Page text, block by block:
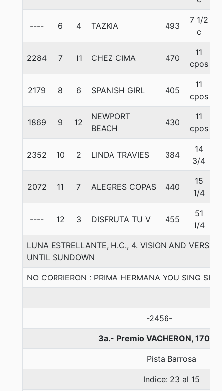
---- 6 4 TAZKIA 493
7 1/2
c
2284 7 11 CHEZ CIMA 470
11
cpos
2179 8 6 SPANISH GIRL 405
11
cpos
1869 9 12
NEWPORT
BEACH
430
11
cpos
2352 10 2 LINDA TRAVIES 384
14
3/4
2072 11 7 ALEGRES COPAS 440
15
1/4
---- 12 3 DISFRUTA TU V 455
51
1/4
LUNA ESTRELLANTE, H.C., 4. VISION AND VERSE-
UNTIL SUNDOWN
NO CORRIERON : PRIMA HERMANA YOU SING
-2456-
3a.- Premio VACHERON, 1700
Pista Barrosa
Indice: 23 al 15